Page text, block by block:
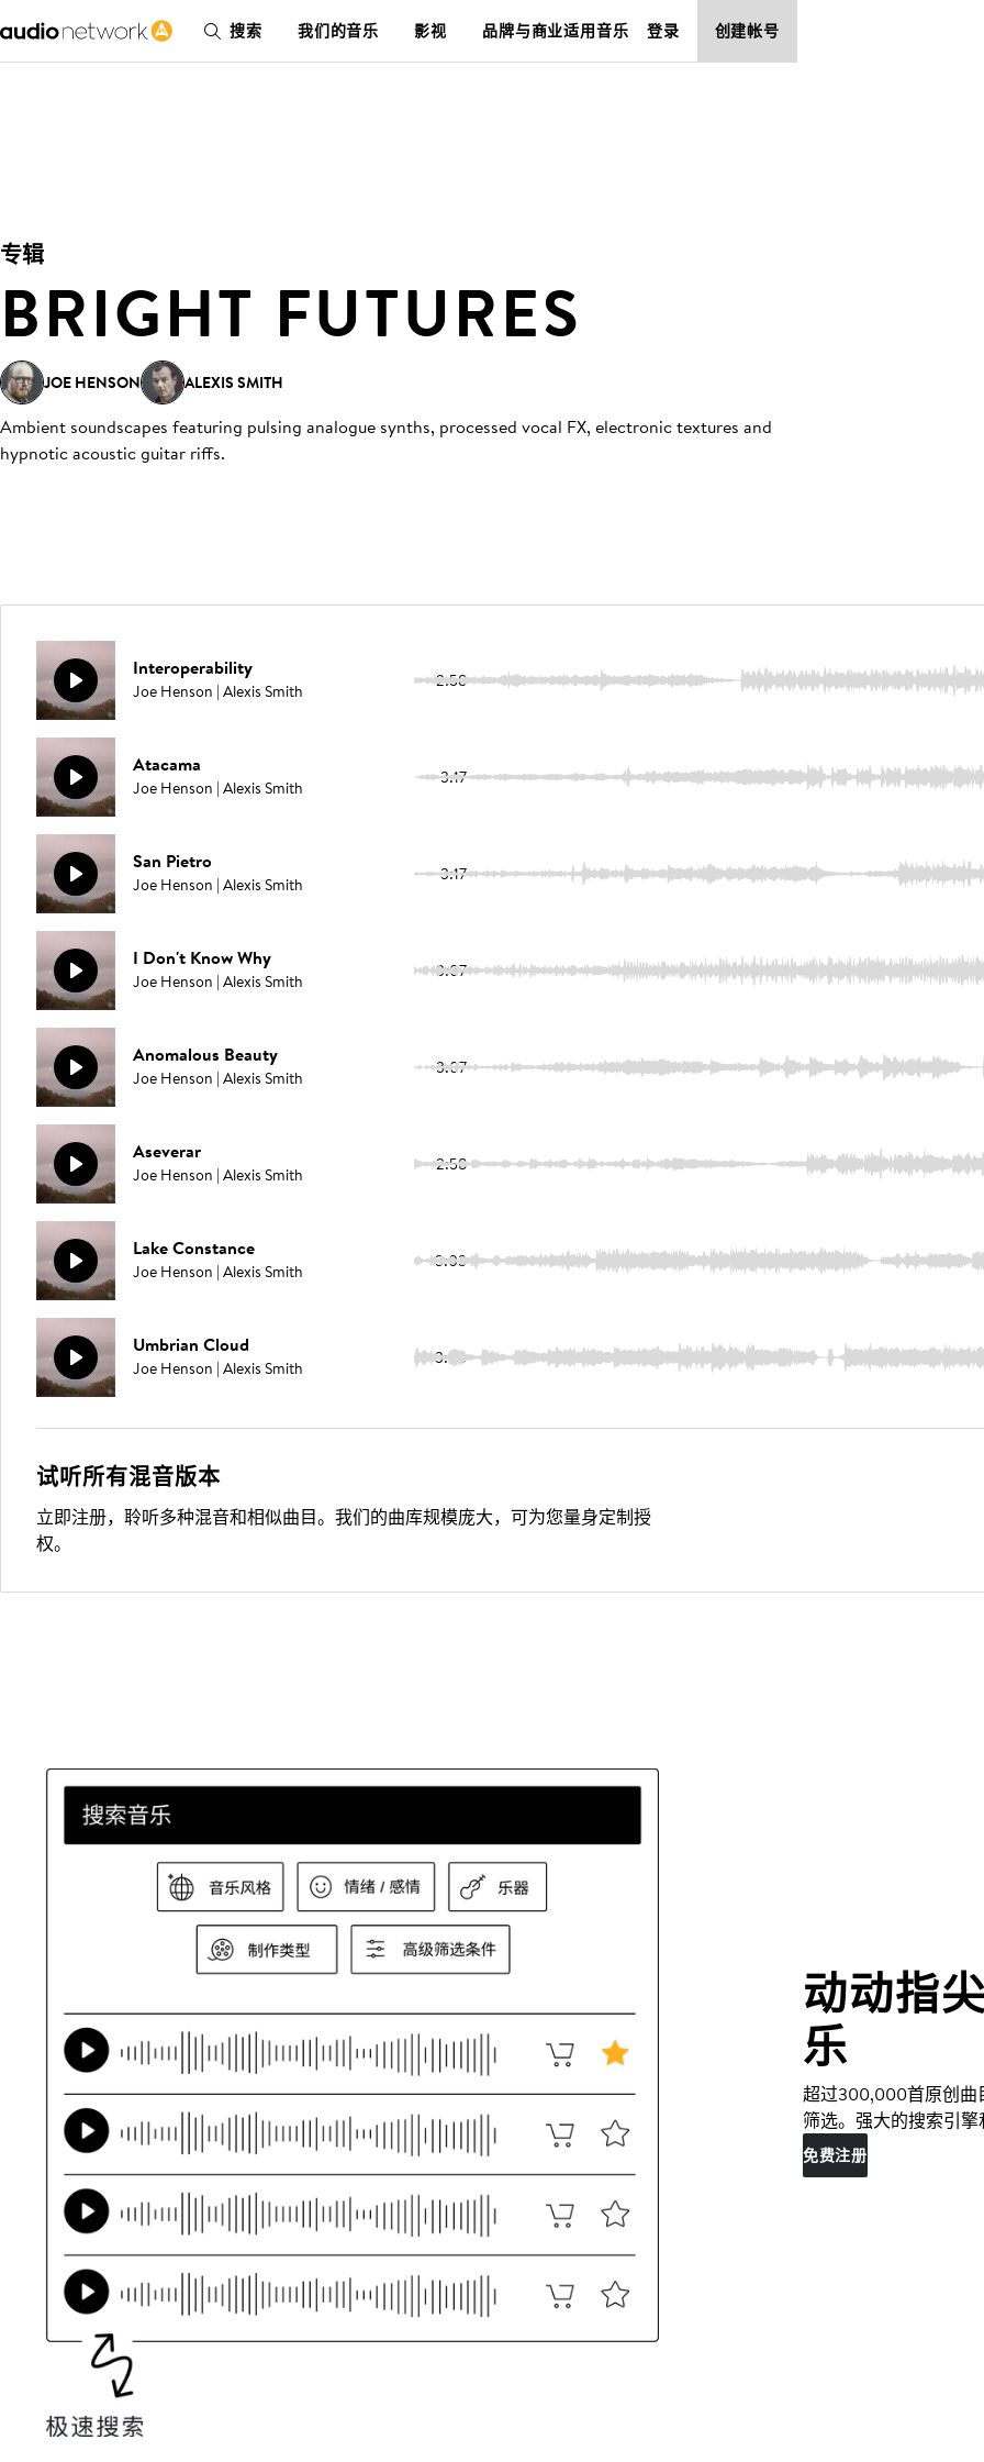
搜索 我们的音乐 影视 品牌与商业适用音乐 登录 创建帐号
专辑
BRIGHT FUTURES
JOE HENSON ALEXIS SMITH
Ambient soundscapes featuring pulsing analogue synths, processed vocal FX, electronic textures and
hypnotic acoustic guitar riffs.
Interoperability
Joe Henson | Alexis Smith 2:58
Atacama
Joe Henson | Alexis Smith 3:17
San Pietro
Joe Henson | Alexis Smith 3:17
I Don't Know Why
Joe Henson | Alexis Smith 3:07
Anomalous Beauty
Joe Henson | Alexis Smith 3:07
Aseverar
Joe Henson | Alexis Smith 2:58
Lake Constance
Joe Henson | Alexis Smith 3:03
Umbrian Cloud
Joe Henson | Alexis Smith 3:05
试听所有混音版本
立即注册，聆听多种混音和相似曲目。我们的曲库规模庞大，可为您量身定制授
权。
动动指
乐
超过300,000首原创曲
筛选。强大的搜索引
免费注册